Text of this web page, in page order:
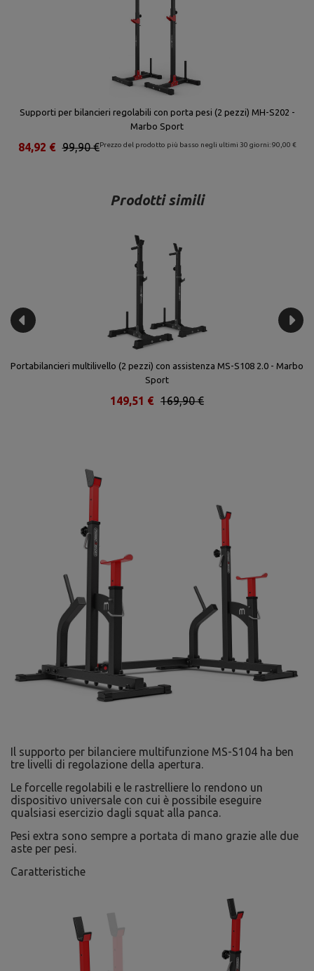
Supporti per bilancieri regolabili con porta pesi (2 pezzi) MH-S202 -
Marbo Sport
Prezzo del prodotto più basso negli ultimi 30 giorni: 90,00 €
99,90 €
84,92 €
Prodotti simili
Portabilancieri multilivello (2 pezzi) con assistenza MS-S108 2.0 - Marbo
Sport
169,90 €
149,51 €
Il supporto per bilanciere multifunzione MS-S104 ha ben
tre livelli di regolazione della apertura.
Le forcelle regolabili e le rastrelliere lo rendono un
dispositivo universale con cui è possibile eseguire
qualsiasi esercizio dagli squat alla panca.
Pesi extra sono sempre a portata di mano grazie alle due
aste per pesi.
Caratteristiche